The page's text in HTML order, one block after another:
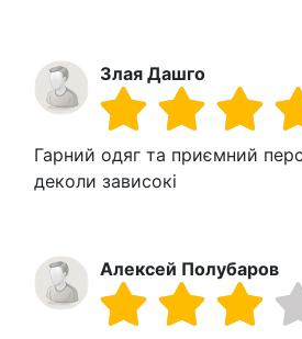
Злая Дашго
Гарний одяг та приємний
деколи зависокі
Алексей Полубаров